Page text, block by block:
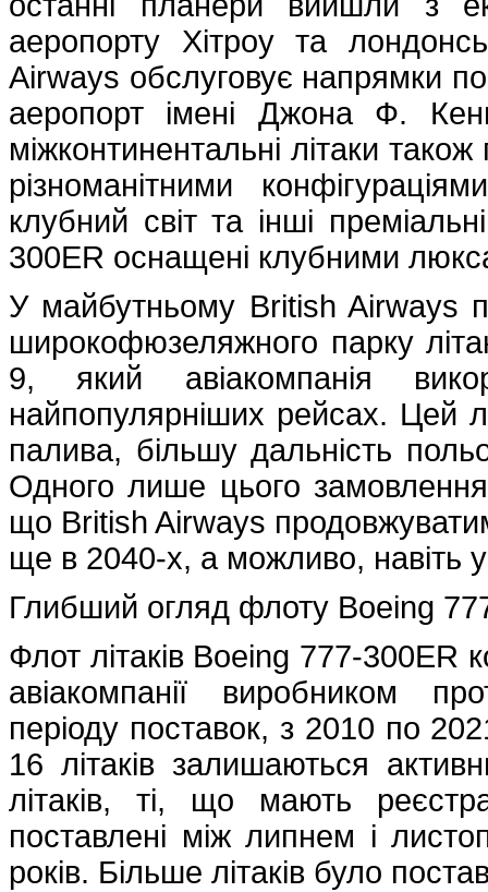
аеропорту Хітроу та
Airways обслуговує напрямки
аеропорт імені Джона Ф.
міжконтинентальні літаки
різноманітними
клубний світ та інші
300ER оснащені клубними
У майбутньому British Airways
широкофюзеляжного парку
9, який авіакомпанія
найпопулярніших рейсах. Цей
палива, більшу дальність
Одного лише цього
що British Airways
ще в 2040-х, а можливо, навіть
Глибший огляд флоту Boeing
Флот літаків Boeing 777-300ER
авіакомпанії виробником
періоду поставок, з 2010 по
16 літаків залишаються
літаків, ті, що мають
поставлені між липнем і
років. Більше літаків було